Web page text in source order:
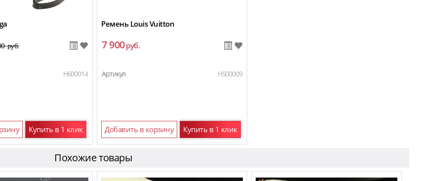
руб.
H600014
Купить в 1 клик
Ремень Louis Vuitton
7 900руб.
Артикул H500009
Добавить в корзину Купить в 1 клик
Похожие товары